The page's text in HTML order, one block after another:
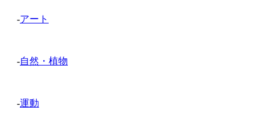
-アート
-自然・植物
-運動